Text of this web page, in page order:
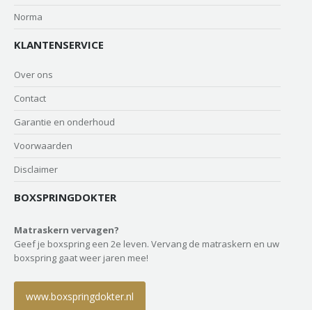
Norma
KLANTENSERVICE
Over ons
Contact
Garantie en onderhoud
Voorwaarden
Disclaimer
BOXSPRINGDOKTER
Matraskern vervagen?
Geef je boxspring een 2e leven. Vervang de matraskern en uw
boxspring gaat weer jaren mee!
www.boxspringdokter.nl